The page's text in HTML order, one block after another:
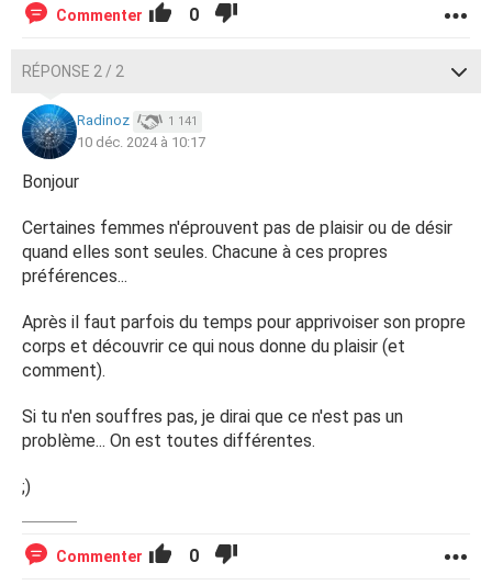
Commenter 0
RÉPONSE 2 / 2
Radinoz 1 141
10 déc. 2024 à 10:17
Bonjour
Certaines femmes n'éprouvent pas de plaisir ou de désir
quand elles sont seules. Chacune à ces propres
préférences...
Après il faut parfois du temps pour apprivoiser son propre
corps et découvrir ce qui nous donne du plaisir (et
comment).
Si tu n'en souffres pas, je dirai que ce n'est pas un
problème... On est toutes différentes.
;)
Commenter 0